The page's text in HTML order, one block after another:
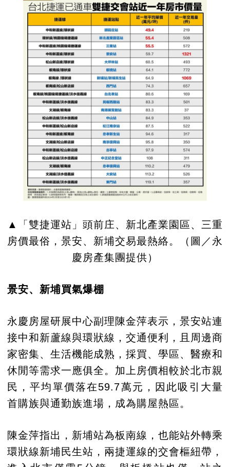
▲「雙捷運站」頭前庄、新北產業園區、三重
房價最俗，景安、新埔交易最熱絡。（圖／永
慶房產集團提供）
景安、新埔買氣爆棚
永慶房屋研展中心副理陳金萍表示，景安站連
接中和新蘆線與環狀線，交通便利，且周邊商
家密集、生活機能成熟，採買、學區、醫療和
休閒等需求一應俱全。加上房價相較於北市親
民，平均單價落在59.7萬元，因此吸引大量
首購族與通勤族進場，成為購屋熱區。
陳金萍指出，新埔站為板南線，也能站外轉乘
環狀線新埔民生站，兩捷運線的交會樞紐帶，